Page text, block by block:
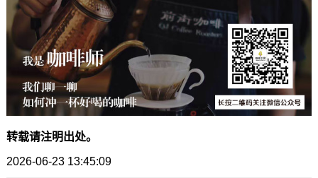
转载请注明出处。
2026-06-23 13:45:09